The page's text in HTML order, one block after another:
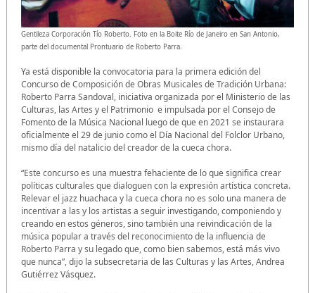
Gentileza Corporación Tío Roberto. Foto en la Boite Río de Janeiro en San Antonio,
parte del documental Prontuario de Roberto Parra.
Ya está disponible la convocatoria para la primera edición del
Concurso de Composición de Obras Musicales de Tradición Urbana:
Roberto Parra Sandoval, iniciativa organizada por el Ministerio de las
Culturas, las Artes y el Patrimonio e impulsada por el Consejo de
Fomento de la Música Nacional luego de que en 2021 se instaurara
oficialmente el 29 de junio como el Día Nacional del Folclor Urbano,
mismo día del natalicio del creador de la cueca chora.
“Este concurso es una muestra fehaciente de lo que significa crear
políticas culturales que dialoguen con la expresión artística concreta.
Relevar el jazz huachaca y la cueca chora no es solo una manera de
incentivar a las y los artistas a seguir investigando, componiendo y
creando en estos géneros, sino también una reivindicación de la
música popular a través del reconocimiento de la influencia de
Roberto Parra y su legado que, como bien sabemos, está más vivo
que nunca”, dijo la subsecretaria de las Culturas y las Artes, Andrea
Gutiérrez Vásquez.